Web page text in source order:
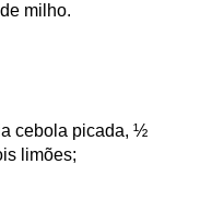
milho.
cebola picada, ½
limões;